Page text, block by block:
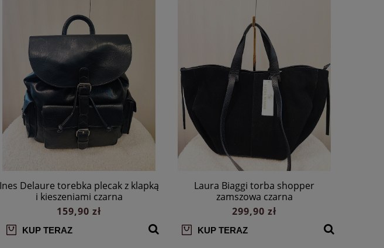
Ines Delaure torebka plecak z klapką
i kieszeniami czarna
159,90 zł
KUP TERAZ
Laura Biaggi torba shopper
zamszowa czarna
299,90 zł
KUP TERAZ